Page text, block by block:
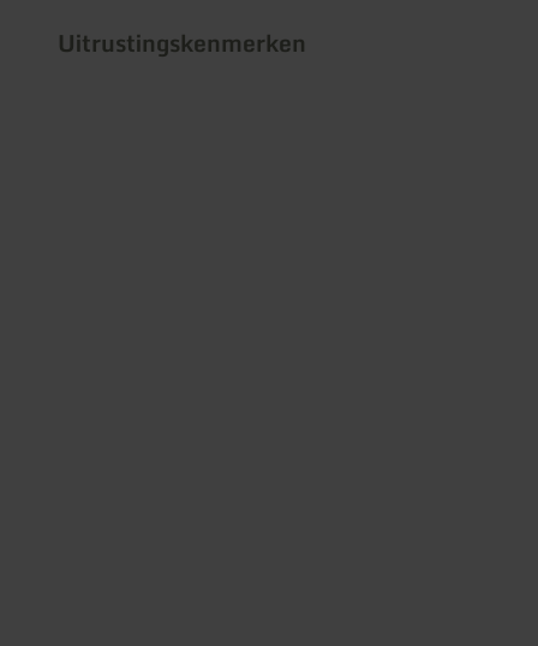
Uitrustingskenmerken